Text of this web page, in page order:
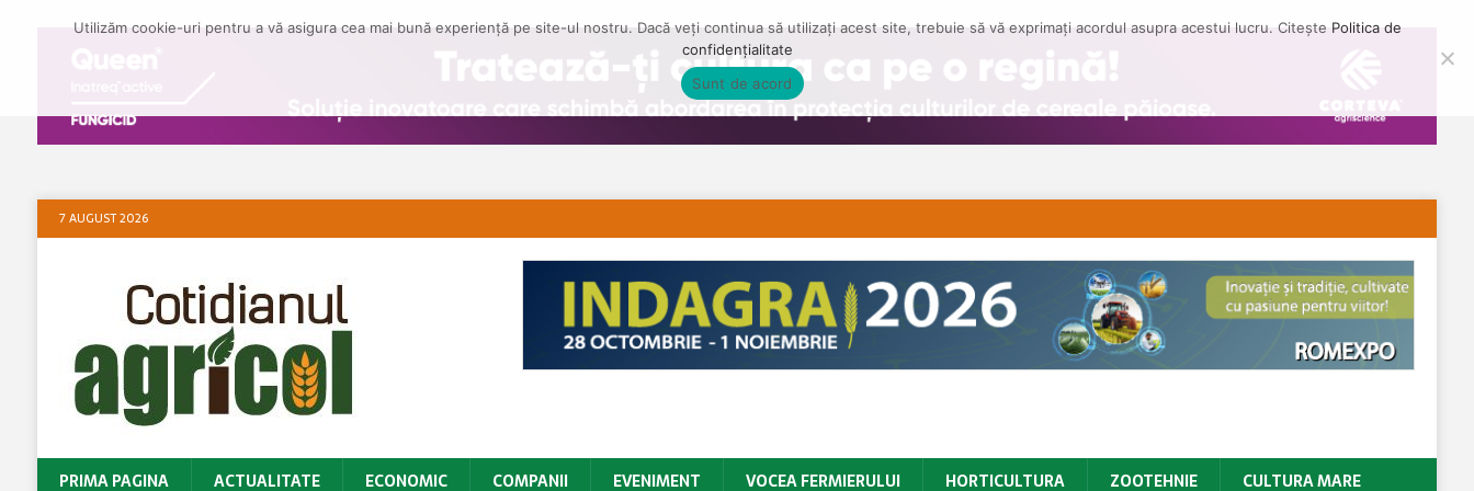
7 AUGUST 2026
PRIMA PAGINA ACTUALITATE ECONOMIC COMPANII EVENIMENT VOCEA FERMIERULUI HORTICULTURA ZOOTEHNIE
CULTURA MARE
Utilizăm cookie-uri pentru a vă asigura cea mai bună experiență pe site-ul nostru. Dacă veți continua să utilizați acest site, trebuie să vă exprimați acordul asupra acestui lucru. Citește Politica de
confidențialitate
Sunt de acord